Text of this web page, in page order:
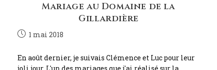
Mariage au Domaine de la
Gillardière
1 mai 2018
En août dernier, je suivais Clémence et Luc pour leur